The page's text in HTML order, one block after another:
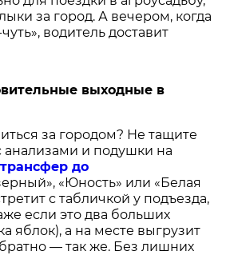
за город. А вечером, когда
водитель доставит
выходные в
за городом? Не тащите
анализами и подушки на
до
«Юность» или «Белая
с табличкой у подъезда,
если это два больших
яблок), а на месте выгрузит
— так же. Без лишних